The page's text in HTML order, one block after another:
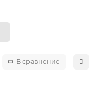
В сравнение